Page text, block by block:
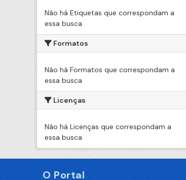
Não há Etiquetas que correspondam a
essa busca
Formatos
Não há Formatos que correspondam a
essa busca
Licenças
Não há Licenças que correspondam a
essa busca
O Portal